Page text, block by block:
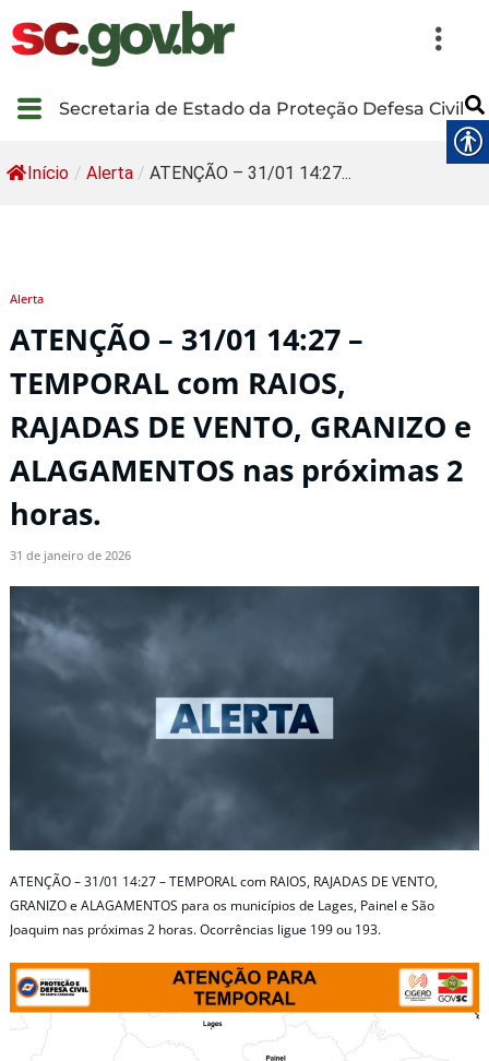
Secretaria de Estado da Proteção Defesa Civil
Início / Alerta / ATENÇÃO – 31/01 14:27...
Alerta
ATENÇÃO – 31/01 14:27 –
TEMPORAL com RAIOS,
RAJADAS DE VENTO, GRANIZO e
ALAGAMENTOS nas próximas 2
horas.
31 de janeiro de 2026
ATENÇÃO – 31/01 14:27 – TEMPORAL com RAIOS, RAJADAS DE VENTO,
GRANIZO e ALAGAMENTOS para os municípios de Lages, Painel e São
Joaquim nas próximas 2 horas. Ocorrências ligue 199 ou 193.